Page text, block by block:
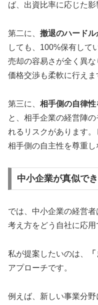
ば、出資比率に応じた影
第二に、 撤退のハードル
しても、100%保有して
売却の容易さが全く異な
価格交渉も柔軟に行えま
第三に、 相手側の自律性
と、相手企業の経営陣
れるリスクがあります。
相手側の自主性を尊重し
中小企業が真似で
では、中小企業の経営
考え方をどう自社に応用
私が提案したいのは、
アプローチです。
例えば、新しい事業分